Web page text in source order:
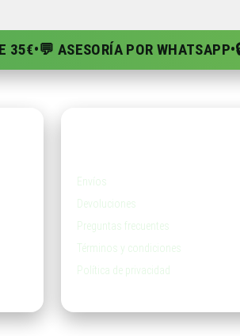
35€•💬 ASESORÍA POR WHATSAPP•
Envíos
Devoluciones
Preguntas frecuentes
Términos y condiciones
Política de privacidad